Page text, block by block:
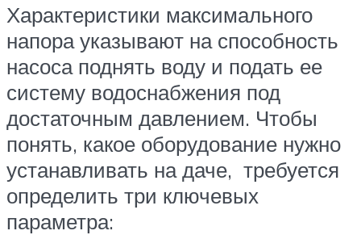
Характеристики максимального
напора указывают на способность
насоса поднять воду и подать ее
систему водоснабжения под
достаточным давлением. Чтобы
понять, какое оборудование нужно
устанавливать на даче, требуется
определить три ключевых
параметра: